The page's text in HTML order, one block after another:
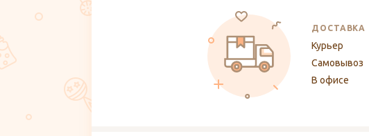
ДОСТАВКА
Курьер
Самовывоз
В офисе